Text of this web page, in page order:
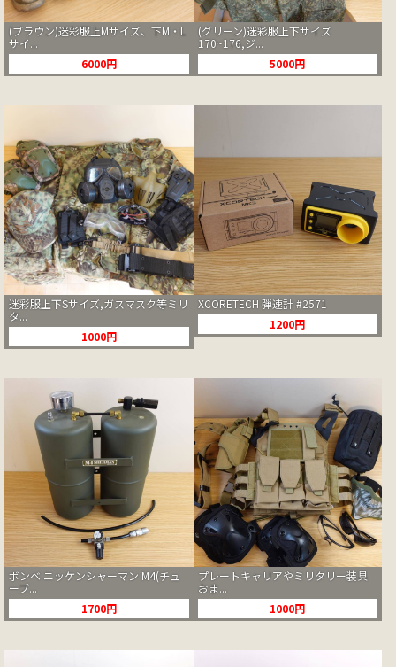
(ブラウン)迷彩服上Mサイズ、下M・L
サイ...
6000円
(グリーン)迷彩服上下サイズ
170~176,ジ...
5000円
迷彩服上下Sサイズ,ガスマスク等ミリ
タ...
1000円
XCORETECH 弾速計 #2571
1200円
ボンベ ニッケンシャーマン M4(チュ
ーブ...
1700円
プレートキャリアやミリタリー装具
おま...
1000円